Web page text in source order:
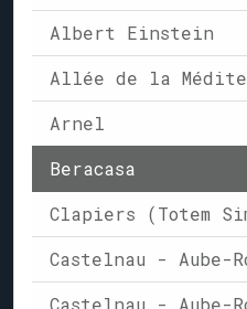
Albert Einstein
Allée de la
Arnel
Beracasa
Clapiers (Totem
Castelnau - Aube-
Castelnau - Aube-